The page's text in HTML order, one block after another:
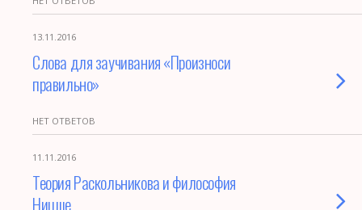
13.11.2016
Слова для заучивания «Произноси
правильно»
НЕТ ОТВЕТОВ
11.11.2016
Теория Раскольникова и философия
Ницше